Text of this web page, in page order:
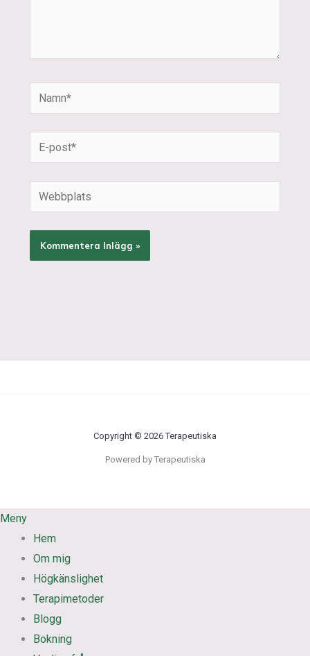
Namn*
post*
Webbplats
Copyright © 2026 Terapeutiska
Powered by Terapeutiska
Meny
Hem
Om mig
Högkänslighet
Terapimetoder
Blogg
Bokning